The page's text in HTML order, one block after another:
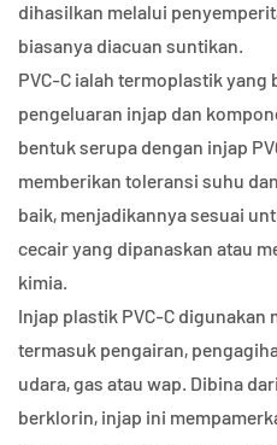
dihasilkan melalui
biasanya diacuan suntikan.
PVC-C ialah termoplastik yang
pengeluaran injap dan
bentuk serupa dengan injap
memberikan toleransi suhu
baik, menjadikannya sesuai
cecair yang dipanaskan atau
kimia.
Injap plastik PVC-C digunakan
termasuk pengairan,
udara, gas atau wap. Dibina
berklorin, injap ini